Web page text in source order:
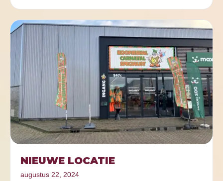
NIEUWE LOCATIE
augustus 22, 2024